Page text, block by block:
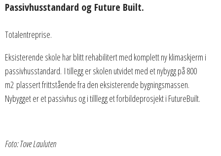
Passivhusstandard og Future Built.
Totalentreprise.
Eksisterende skole har blitt rehabilitert med komplett ny klimaskjerm i
passivhusstandard. I tillegg er skolen utvidet med et nybygg på 800
m2 plassert frittstående fra den eksisterende bygningsmassen.
Nybygget er et passivhus og i tilllegg et forbildeprosjekt i FutureBuilt.
Foto: Tove Lauluten